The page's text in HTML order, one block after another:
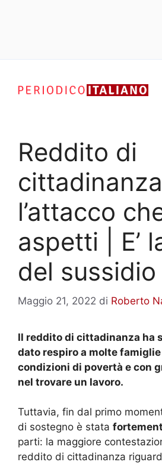
contenuto
Reddito di
l’attacco
aspetti | E’
del sussidio
Maggio 21, 2022 di Roberto
Il reddito di cittadinanza ha
dato respiro a molte
condizioni di povertà e con
nel trovare un lavoro.
Tuttavia, fin dal primo
di sostegno è stata
parti: la maggiore
reddito di cittadinanza